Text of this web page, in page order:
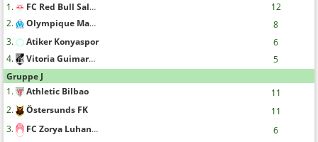
1.
FC Red Bull Salzburg
12
2.
Olympique Marseille
8
3.
Atiker Konyaspor
6
4.
Vitoria Guimaraes
5
Gruppe J
1.
Athletic Bilbao
11
2.
Östersunds FK
11
3.
FC Zorya Luhansk
6